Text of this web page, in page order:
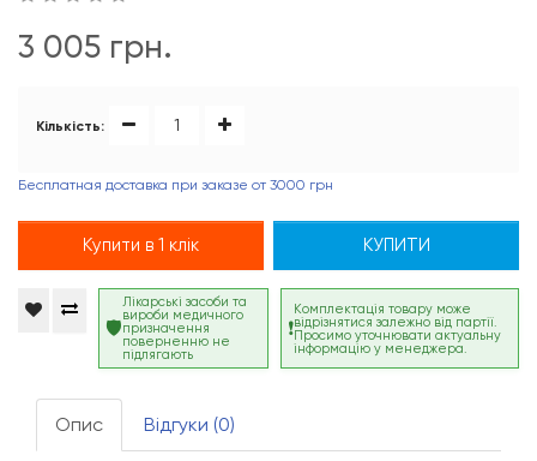
3 005 грн.
Кількість:
Бесплатная доставка при заказе от 3000 грн
Купити в 1 клік КУПИТИ
Лікарські засоби та
вироби медичного
призначення
поверненню не
підлягають
Комплектація товару може
відрізнятися залежно від партії.
Просимо уточнювати актуальну
інформацію у менеджера.
Опис Відгуки (0)